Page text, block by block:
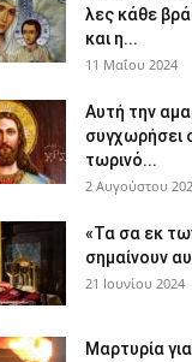
λες κάθε
και η...
11 Μαΐου 2024
Αυτή την
συγχωρήσει
τωρινό...
2 Αυγούστου
«Τα σα εκ
σημαίνουν
21 Ιουνίου 2024
Μαρτυρία